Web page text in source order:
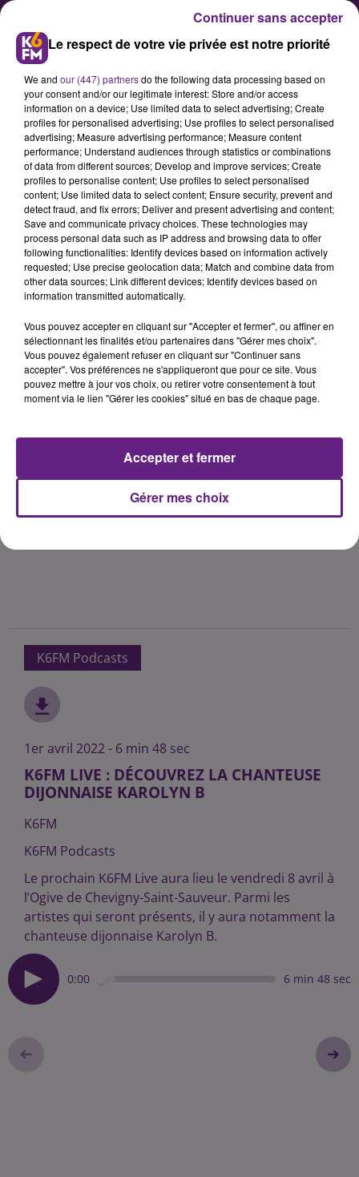
K6FM Live : découvrez la
chanteuse dijonnaise Karolyn B
K6FM Podcasts
1er avril 2022 - 6 min 48 sec
K6FM LIVE : DÉCOUVREZ LA CHANTEUSE
DIJONNAISE KAROLYN B
K6FM
K6FM Podcasts
Le prochain K6FM Live aura lieu le vendredi 8 avril à
l’Ogive de Chevigny-Saint-Sauveur. Parmi les
artistes qui seront présents, il y aura notamment la
chanteuse dijonnaise Karolyn B.
0:00 6 min 48 sec
Le respect de votre vie privée est notre priorité
We and our (447) partnersdo the following data processing based on
your consent and/or our legitimate interest: Store and/or access
information on a device; Use limited data to select advertising; Create
profiles for personalised advertising; Use profiles to select personalised
advertising; Measure advertising performance; Measure content
performance; Understand audiences through statistics or combinations
of data from different sources; Develop and improve services; Create
profiles to personalise content; Use profiles to select personalised
content; Use limited data to select content; Ensure security, prevent and
detect fraud, and fix errors; Deliver and present advertising and content;
Save and communicate privacy choices. These technologies may
process personal data such as IP address and browsing data to offer
following functionalities: Identify devices based on information actively
requested; Use precise geolocation data; Match and combine data from
other data sources; Link different devices; Identify devices based on
information transmitted automatically.
Vous pouvez accepter en cliquant sur "Accepter et fermer", ou affiner en
sélectionnant les finalités et/ou partenaires dans "Gérer mes choix".
Vous pouvez également refuser en cliquant sur "Continuer sans
accepter". Vos préférences ne s'appliqueront que pour ce site. Vous
pouvez mettre à jour vos choix, ou retirer votre consentement à tout
moment via le lien "Gérer les cookies" situé en bas de chaque page.
Gérer mes choix
Accepter et fermer
Continuer sans accepter